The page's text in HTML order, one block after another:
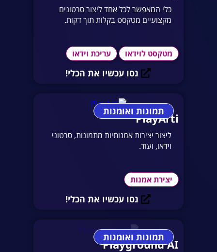
כלי המאפשר לכל אחד ליצור סרטונים
מקצועיים מטקסט בקלות תוך דקות.
מטקסט לוידאו עריכת וידאו
נסו עכשיו את הכלי!
תמונות ואומנות
PlayArti
ליצור יצירות אמנותיות מתמונות, סרטוני
וידאו, ועוד.
יצירת אמנות
נסו עכשיו את הכלי!
תמונות ואומנות
Playground AI